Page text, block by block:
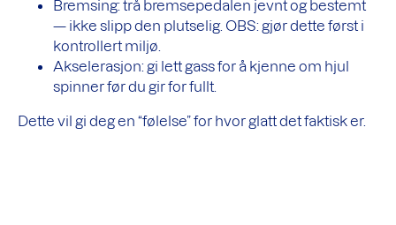
Bremsing: trå bremsepedalen jevnt og bestemt
— ikke slipp den plutselig. OBS: gjør dette først i
kontrollert miljø.
Akselerasjon: gi lett gass for å kjenne om hjul
spinner før du gir for fullt.
Dette vil gi deg en “følelse” for hvor glatt det faktisk er.